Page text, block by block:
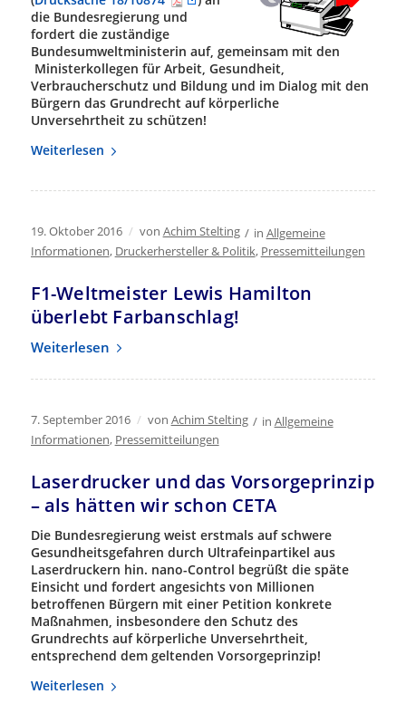
die Bundesregierung und
fordert die zuständige
Bundesumweltministerin auf, gemeinsam mit den
Ministerkollegen für Arbeit, Gesundheit,
Verbraucherschutz und Bildung und im Dialog mit den
Bürgern das Grundrecht auf körperliche
Unversehrtheit zu schützen!
Weiterlesen
19. Oktober 2016 / von Achim Stelting / in Allgemeine
Informationen, Druckerhersteller & Politik, Pressemitteilungen
F1-Weltmeister Lewis Hamilton
überlebt Farbanschlag!
Weiterlesen
7. September 2016 / von Achim Stelting / in Allgemeine
Informationen, Pressemitteilungen
Laserdrucker und das Vorsorgeprinzip
– als hätten wir schon CETA
Die Bundesregierung weist erstmals auf schwere
Gesundheitsgefahren durch Ultrafeinpartikel aus
Laserdruckern hin. nano-Control begrüßt die späte
Einsicht und fordert angesichts von Millionen
betroffenen Bürgern mit einer Petition konkrete
Maßnahmen, insbesondere den Schutz des
Grundrechts auf körperliche Unversehrtheit,
entsprechend dem geltenden Vorsorgeprinzip!
Weiterlesen